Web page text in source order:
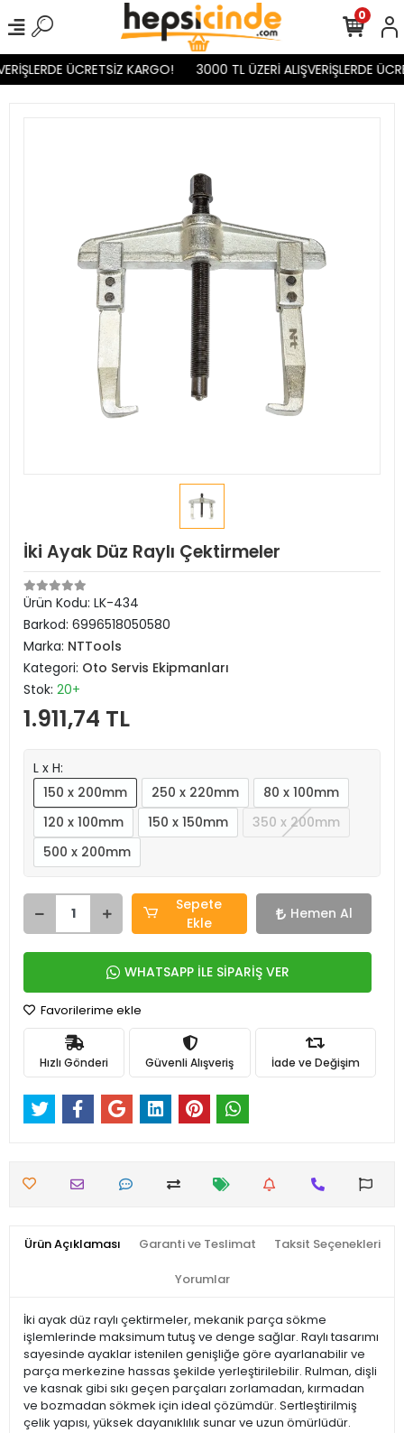
ÜCRETSİZ KARGO! 3000 TL ÜZERİ ALIŞVERİŞLERDE
0
İki Ayak Düz Raylı Çektirmeler
Ürün Kodu: LK-434
Barkod: 6996518050580
Marka: NTTools
Kategori: Oto Servis Ekipmanları
Stok: 20+
1.911,74 TL
L x H:
150 x 200mm
250 x 220mm
80 x 100mm
120 x 100mm
150 x 150mm
350 x 200mm
500 x 200mm
Sepete
Ekle
Hemen Al
WHATSAPP İLE SİPARİŞ VER
Favorilerime ekle
Hızlı Gönderi Güvenli Alışveriş İade ve Değişim
Ürün Açıklaması Garanti ve Teslimat Taksit Seçenekleri
Yorumlar
İki ayak düz raylı çektirmeler, mekanik parça sökme
işlemlerinde maksimum tutuş ve denge sağlar. Raylı tasarımı
sayesinde ayaklar istenilen genişliğe göre ayarlanabilir ve
parça merkezine hassas şekilde yerleştirilebilir. Rulman, dişli
ve kasnak gibi sıkı geçen parçaları zorlamadan, kırmadan
ve bozmadan sökmek için ideal çözümdür. Sertleştirilmiş
çelik yapısı, yüksek dayanıklılık sunar ve uzun ömürlüdür.